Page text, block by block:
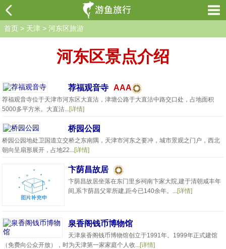
首页 > 天津 > 河东区旅游
河东区景点介绍
荐福观音寺 AAA
荐福观音寺位于天津市河东区大直沽，津塘公路于大直沽中路交口处，占地面积
5000多平方米。大直沽...[详情]
桥园公园
桥园公园地处卫国道立交桥之东南隅，天津市河东之要冲，城市景观之门户，西北
朝向呈扇形展开，占地22...[详情]
卞荫昌故居
卞荫昌故居坐落在东门里乡祠南卞家大院,建于清朝咸丰年
间,系卞荫昌父辈所建,距今已140余年。...[详情]
泉香阁钱币博物馆
天津泉香阁钱币博物馆创立于1991年。1999年正式建馆
（免费向公众开放），时为天津第一家家庭个人收...[详情]